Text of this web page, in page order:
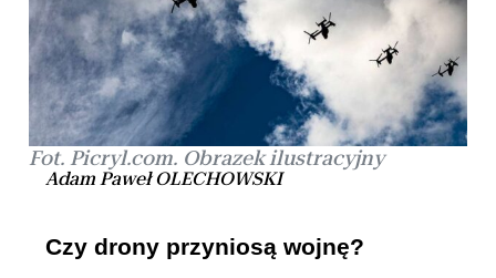
Fot. Picryl.com. Obrazek ilustracyjny
Adam Paweł OLECHOWSKI
Czy drony przyniosą wojnę?